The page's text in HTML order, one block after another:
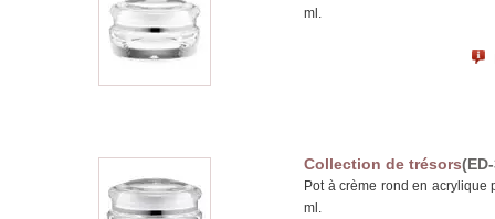
ml.
Collection de trésors
Pot à crème rond en
ml.